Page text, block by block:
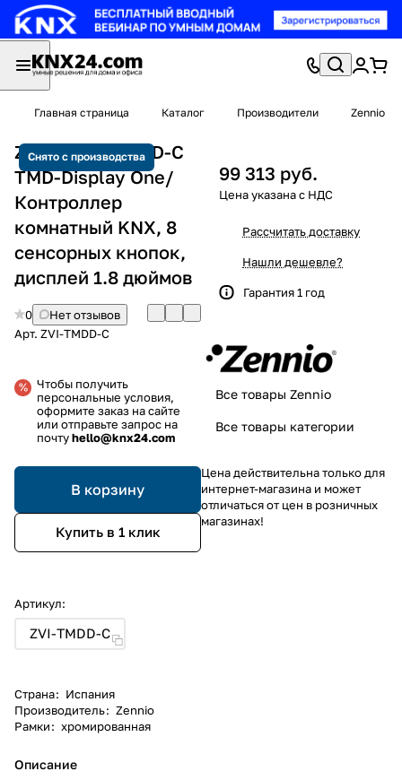
Главная страница Каталог Производители Zennio
Снято с производства
Zennio ZVI-TMDD-C
TMD-Display One/
Контроллер
комнатный KNX, 8
сенсорных кнопок,
дисплей 1.8 дюймов
0
Нет отзывов
Арт. ZVI-TMDD-C
Чтобы получить
персональные условия,
оформите заказ на сайте
или отправьте запрос на
почтуhello@knx24.com
В корзину
Купить в 1 клик
Артикул:
ZVI-TMDD-C
Страна: Испания
Производитель: Zennio
Рамки: хромированная
Описание
99 313 руб.
Рассчитать доставку
Нашли дешевле?
Гарантия 1 год
Все товары Zennio
Все товары категории
Цена действительна только для
интернет-магазина и может
отличаться от цен в розничных
магазинах!